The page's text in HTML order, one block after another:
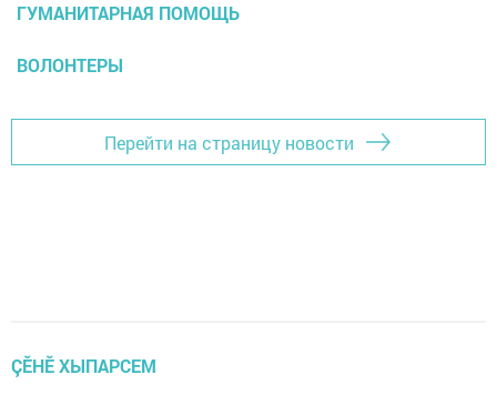
ГУМАНИТАРНАЯ ПОМОЩЬ
ВОЛОНТЕРЫ
Перейти на страницу новости
ÇӖНӖ ХЫПАРСЕМ